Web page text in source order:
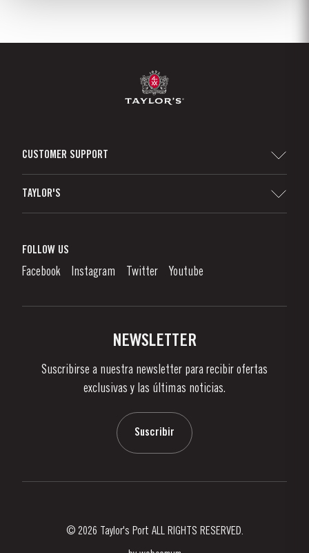
CUSTOMER SUPPORT
Denunciation Platform
Links
TAYLOR'S
¿Qué Es El Vino De Oporto?
Disfrutando el Vino de Oporto
Noticias
FOLLOW US
Facebook Instagram Twitter Youtube
NEWSLETTER
Suscribirse a nuestra newsletter para recibir ofertas
exclusivas y las últimas noticias.
Suscribir
© 2026 Taylor's Port ALL RIGHTS RESERVED.